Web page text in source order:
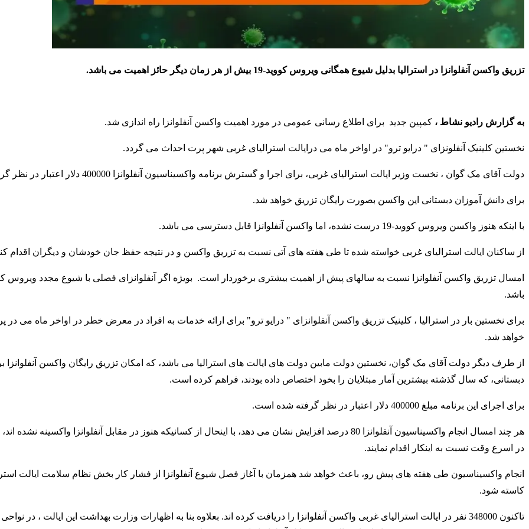
تزریق واکسن آنفلوانزا در استرالیا بدلیل شیوع همگانی ویروس کووید-19 بیش از هر زمان دیگر حائز اهمیت می باشد.
به گزارش رادیو نشاط ، کمپین جدید برای اطلاع رسانی عمومی در مورد اهمیت واکسن آنفلوانزا راه اندازی شد.
نخستین کلینیک آنفلونزای " درایو ترو" در اواخر ماه می درایالت استرالیای غربی شهر پرت احداث می گردد.
دولت آقای مک گوان ، نخست وزیر ایالت استرالیای غربی، برای اجرا و گسترش برنامه واکسیناسیون آنفلوانزا 400000 دلار اعتبار در نظر گرفته است.
برای دانش آموزان دبستانی این واکسن بصورت رایگان تزریق خواهد شد.
با اینکه هنوز واکسن ویروس کووید-19 درست نشده، اما واکسن آنفلوانزا قابل دسترسی می باشد.
از ساکنان ایالت استرالیای غربی خواسته شده تا طی هفته های آتی نسبت به تزریق واکسن و در نتیجه حفظ جان خودشان و دیگران اقدام
باشد.
برای نخستین بار در استرالیا ، کلینیک تزریق واکسن آنفلوانزای " درایو ترو" برای ارائه خدمات به افراد در معرض خطر در اواخر ماه می در
خواهد شد.
از طرف دیگر دولت آقای مک گوان، نخستین دولت مابین دولت های ایالت های استرالیا می باشد، که امکان تزریق رایگان واکسن آنفلوانزا
دبستانی، که سال گذشته بیشترین آمار مبتلایان را بخود اختصاص داده بودند، فراهم کرده است.
برای اجرای این برنامه مبلغ 400000 دلار اعتبار در نظر گرفته شده است.
هر چند امسال انجام واکسیناسیون آنفلوانزا 80 درصد افزایش نشان می دهد، با اینحال از کسانیکه هنوز در مقابل آنفلوانزا واکسینه
در اسرع وقت نسبت به اینکار اقدام نمایند.
انجام واکسیناسیون طی هفته های پیش رو، باعث خواهد شد همزمان با آغاز فصل شیوع آنفلوانزا از فشار کار بخش نظام سلامت ایالت
کاسته شود.